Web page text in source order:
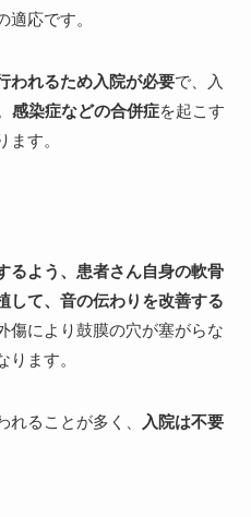
応です。
われるため入院が必要で、入
感染症などの合併症を起こす
ます。
るよう、患者さん自身の軟骨
して、音の伝わりを改善する
傷により鼓膜の穴が塞がらな
ます。
れることが多く、
入院は不要